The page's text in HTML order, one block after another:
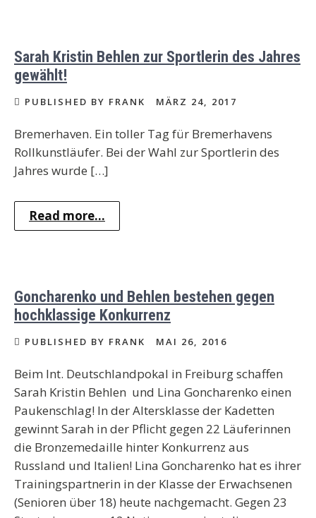
Sarah Kristin Behlen zur Sportlerin des Jahres
gewählt!
PUBLISHED BY FRANK MÄRZ 24, 2017
Bremerhaven. Ein toller Tag für Bremerhavens
Rollkunstläufer. Bei der Wahl zur Sportlerin des
Jahres wurde […]
Read more...
Goncharenko und Behlen bestehen gegen
hochklassige Konkurrenz
PUBLISHED BY FRANK MAI 26, 2016
Beim Int. Deutschlandpokal in Freiburg schaffen
Sarah Kristin Behlen und Lina Goncharenko einen
Paukenschlag! In der Altersklasse der Kadetten
gewinnt Sarah in der Pflicht gegen 22 Läuferinnen
die Bronzemedaille hinter Konkurrenz aus
Russland und Italien! Lina Goncharenko hat es ihrer
Trainingspartnerin in der Klasse der Erwachsenen
(Senioren über 18) heute nachgemacht. Gegen 23